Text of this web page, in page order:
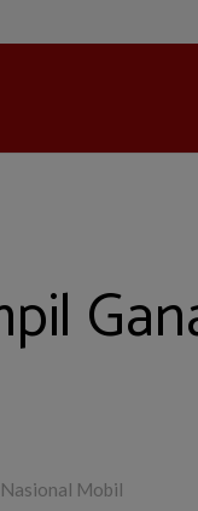
Nasional Mobil